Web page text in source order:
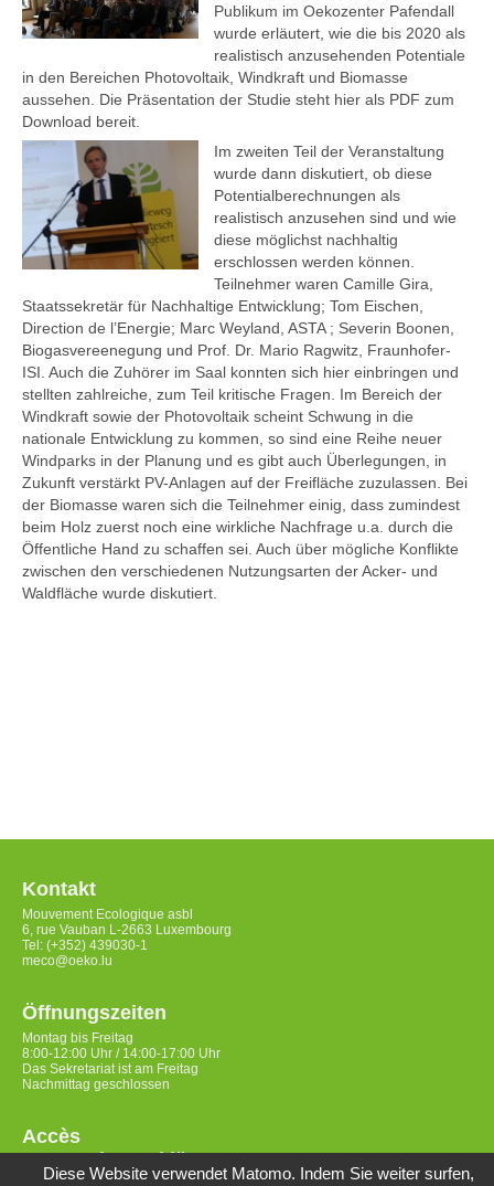
Publikum im Oekozenter Pafendall
wurde erläutert, wie die bis 2020 als
realistisch anzusehenden Potentiale
in den Bereichen Photovoltaik, Windkraft und Biomasse
aussehen. Die Präsentation der Studie steht hier als PDF zum
Download bereit.
Im zweiten Teil der Veranstaltung
wurde dann diskutiert, ob diese
Potentialberechnungen als
realistisch anzusehen sind und wie
diese möglichst nachhaltig
erschlossen werden können.
Teilnehmer waren Camille Gira,
Staatssekretär für Nachhaltige Entwicklung; Tom Eischen,
Direction de l’Energie; Marc Weyland, ASTA ; Severin Boonen,
Biogasvereenegung und Prof. Dr. Mario Ragwitz, Fraunhofer-
ISI. Auch die Zuhörer im Saal konnten sich hier einbringen und
stellten zahlreiche, zum Teil kritische Fragen. Im Bereich der
Windkraft sowie der Photovoltaik scheint Schwung in die
nationale Entwicklung zu kommen, so sind eine Reihe neuer
Windparks in der Planung und es gibt auch Überlegungen, in
Zukunft verstärkt PV-Anlagen auf der Freifläche zuzulassen. Bei
der Biomasse waren sich die Teilnehmer einig, dass zumindest
beim Holz zuerst noch eine wirkliche Nachfrage u.a. durch die
Öffentliche Hand zu schaffen sei. Auch über mögliche Konflikte
zwischen den verschiedenen Nutzungsarten der Acker- und
Waldfläche wurde diskutiert.
Kontakt
Mouvement Ecologique asbl
6, rue Vauban L-2663 Luxembourg
Tel: (+352) 439030-1
meco@oeko.lu
Öffnungszeiten
Montag bis Freitag
8:00-12:00 Uhr / 14:00-17:00 Uhr
Das Sekretariat ist am Freitag
Nachmittag geschlossen
Accès
Datenschutzerklärung
Diese Website verwendet Matomo. Indem Sie weiter surfen,